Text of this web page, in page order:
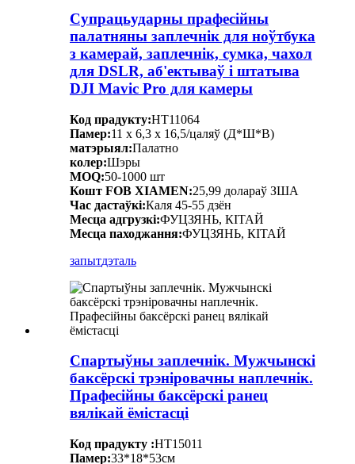
Супрацьударны прафесійны
палатняны заплечнік для ноўтбука
з камерай, заплечнік, сумка, чахол
для DSLR, аб'ектываў і штатыва
DJI Mavic Pro для камеры
Код прадукту:HT11064
Памер:11 х 6,3 х 16,5/цаляў (Д*Ш*В)
матэрыял:Палатно
колер:Шэры
MOQ:50-1000 шт
Кошт FOB XIAMEN:25,99 долараў ЗША
Час дастаўкі:Каля 45-55 дзён
Месца адгрузкі:ФУЦЗЯНЬ, КІТАЙ
Месца паходжання:ФУЦЗЯНЬ, КІТАЙ
запытдэталь
Спартыўны заплечнік. Мужчынскі
баксёрскі трэніровачны наплечнік.
Прафесійны баксёрскі ранец
вялікай ёмістасці
Код прадукту :HT15011
Памер:33*18*53см